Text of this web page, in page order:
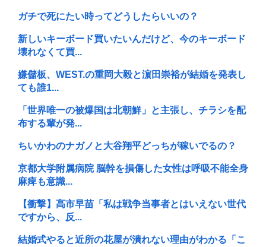
ガチで死にたい時ってどうしたらいいの？
新しいキーボード買いたいんだけど、今のキーボード
壊れなくて買...
嫌儲板、WEST.の重岡大毅と濵田崇裕が結婚を発表し
ても誰1...
「世界唯一の被爆国は北朝鮮」と主張し、チラシを配
布する輩が発...
ちいかわのナガノと大谷翔平どっちが稼いでるの？
京都大学附属病院 脳幹を損傷した女性は呼吸不能全身
麻痺も意識...
【衝撃】高市早苗「私は戦争当事者とはいえない世代
ですから、反...
結婚式やると近所の花屋が潰れない理由がわかる「こ